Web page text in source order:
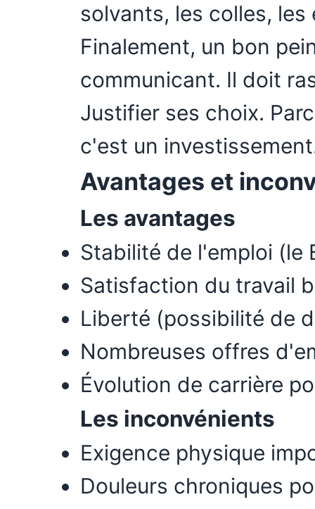
solvants, les colles, les
Finalement, un bon
communicant. Il doit
Justifier ses choix.
c'est un
Avantages et
Les avantages
Stabilité de l'emploi (le
Satisfaction du travail
Liberté (possibilité de
Nombreuses offres
Évolution de carrière
Les inconvénients
Exigence physique
Douleurs chroniques